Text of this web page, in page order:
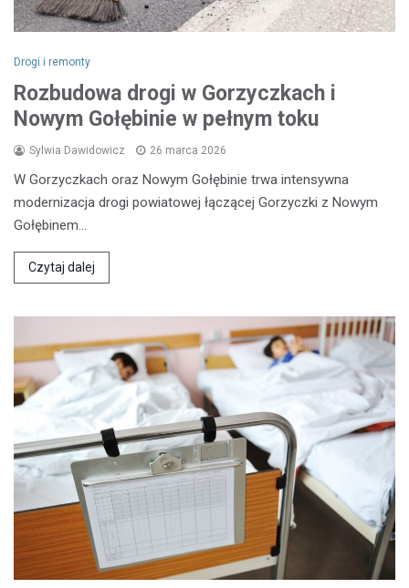
Drogi i remonty
Rozbudowa drogi w Gorzyczkach i
Nowym Gołębinie w pełnym toku
Sylwia Dawidowicz 26 marca 2026
W Gorzyczkach oraz Nowym Gołębinie trwa intensywna
modernizacja drogi powiatowej łączącej Gorzyczki z Nowym
Gołębinem…
Czytaj dalej